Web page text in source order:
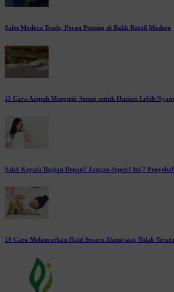
Sales Modern Trade, Peran Penting di Balik Retail Modern
11 Cara Ampuh Mengusir Semut untuk Hunian Lebih
Sakit Kepala Bagian Depan? Jangan Sepele! Ini 7
10 Cara Melancarkan Haid Secara Alami saat Tidak